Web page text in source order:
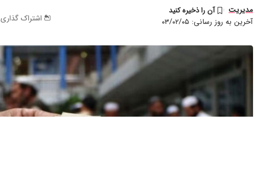
آخرین به روز رسانی: ۰۳/۰۲/۰۵
مدیریت
اشتراک گذاری